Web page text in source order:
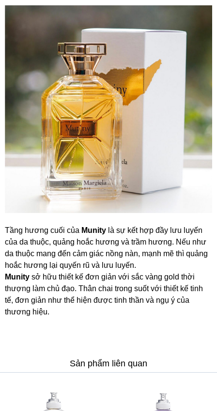
Tầng hương cuối của Munity là sự kết hợp đầy lưu luyến
của da thuộc, quảng hoắc hương và trầm hương. Nếu như
da thuộc mang đến cảm giác nồng nàn, mạnh mẽ thì quảng
hoắc hương lại quyến rũ và lưu luyến.
Munity sở hữu thiết kế đơn giản với sắc vàng gold thời
thượng làm chủ đạo. Thân chai trong suốt với thiết kế tinh
tế, đơn giản như thể hiện được tinh thần và ngụ ý của
thương hiệu.
Sản phẩm liên quan